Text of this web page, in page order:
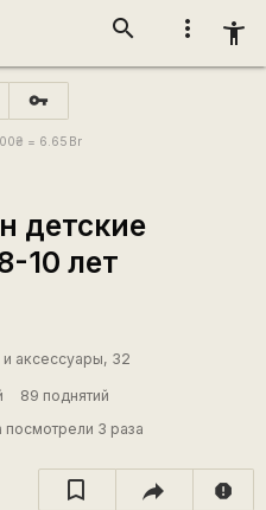
more_vert accessibility_new
search
vpn_key
₴ = 6.65 Br
детские
10 лет
аксессуары, 32
89 поднятий
3 раза
report